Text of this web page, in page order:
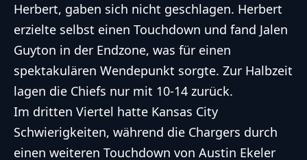
Herbert, gaben sich nicht geschlagen. Herbert
erzielte selbst einen Touchdown und fand Jalen
Guyton in der Endzone, was für einen
spektakulären Wendepunkt sorgte. Zur Halbzeit
lagen die Chiefs nur mit 10-14 zurück.
Im dritten Viertel hatte Kansas City
Schwierigkeiten, während die Chargers durch
einen weiteren Touchdown von Austin Ekeler